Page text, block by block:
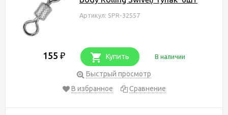
Артикул: SPR-32557
155 ₽ Купить В наличии
Быстрый просмотр
В избранное
Сравнение